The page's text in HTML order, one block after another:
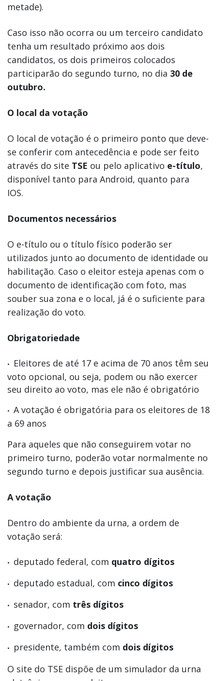
metade).
Caso isso não ocorra ou um terceiro candidato
tenha um resultado próximo aos dois
candidatos, os dois primeiros colocados
participarão do segundo turno, no dia 30 de
outubro.
O local da votação
O local de votação é o primeiro ponto que deve-
se conferir com antecedência e pode ser feito
através do site TSE ou pelo aplicativo e-título,
disponível tanto para Android, quanto para
IOS.
Documentos necessários
O e-título ou o título físico poderão ser
utilizados junto ao documento de identidade ou
habilitação. Caso o eleitor esteja apenas com o
documento de identificação com foto, mas
souber sua zona e o local, já é o suficiente para
realização do voto.
Obrigatoriedade
Eleitores de até 17 e acima de 70 anos têm seu
voto opcional, ou seja, podem ou não exercer
seu direito ao voto, mas ele não é obrigatório
A votação é obrigatória para os eleitores de 18
a 69 anos
Para aqueles que não conseguirem votar no
primeiro turno, poderão votar normalmente no
segundo turno e depois justificar sua ausência.
A votação
Dentro do ambiente da urna, a ordem de
votação será:
deputado federal, com quatro dígitos
deputado estadual, com cinco dígitos
senador, com três dígitos
governador, com dois dígitos
presidente, também com dois dígitos
O site do TSE dispõe de um simulador da urna